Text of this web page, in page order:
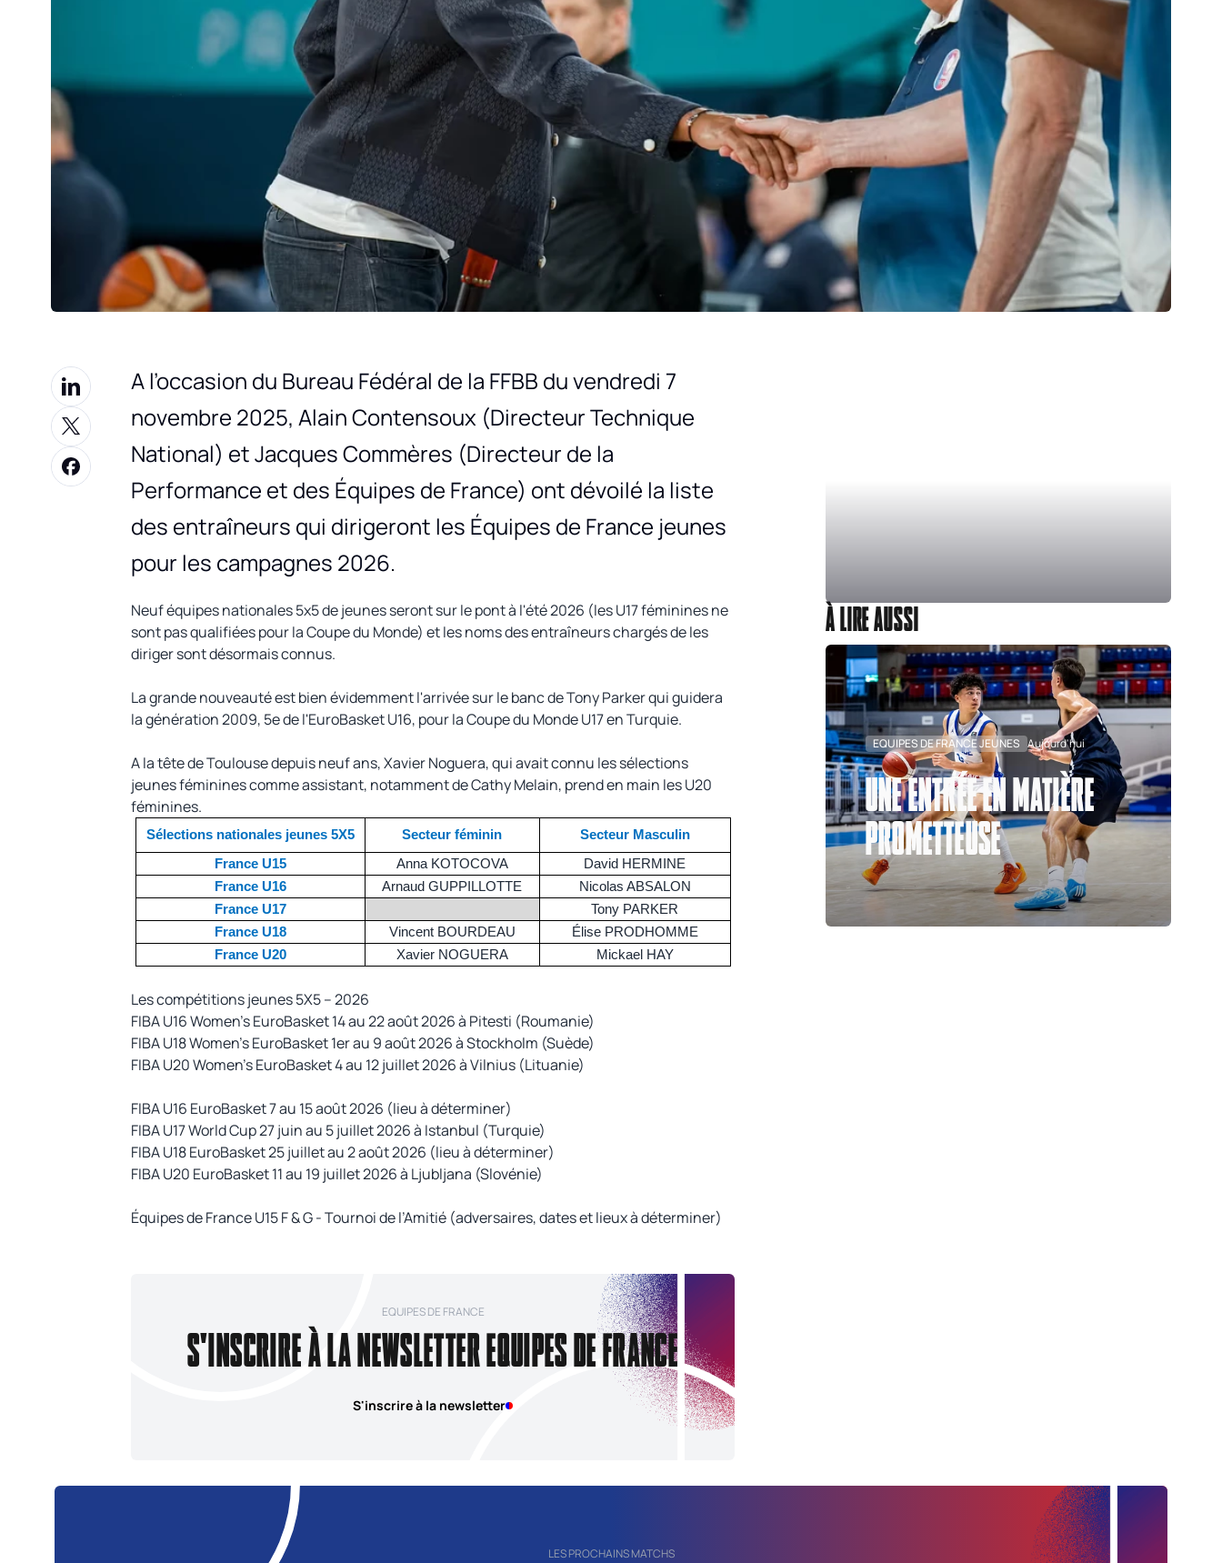
A l’occasion du Bureau Fédéral de la FFBB du vendredi 7
novembre 2025, Alain Contensoux (Directeur Technique
National) et Jacques Commères (Directeur de la
Performance et des Équipes de France) ont dévoilé la liste
des entraîneurs qui dirigeront les Équipes de France jeunes
pour les campagnes 2026.
Neuf équipes nationales 5x5 de jeunes seront sur le pont à l'été 2026 (les U17 féminines ne
sont pas qualifiées pour la Coupe du Monde) et les noms des entraîneurs chargés de les
diriger sont désormais connus.
La grande nouveauté est bien évidemment l'arrivée sur le banc de Tony Parker qui guidera
la génération 2009, 5e de l'EuroBasket U16, pour la Coupe du Monde U17 en Turquie.
A la tête de Toulouse depuis neuf ans, Xavier Noguera, qui avait connu les sélections
jeunes féminines comme assistant, notamment de Cathy Melain, prend en main les U20
féminines.
Sélections nationales jeunes 5X5 Secteur féminin
Secteur Masculin
France U15
Anna KOTOCOVA
David HERMINE
France U16
Arnaud GUPPILLOTTE
Nicolas ABSALON
France U17
Tony PARKER
France U18
Vincent BOURDEAU
Élise PRODHOMME
France U20
Xavier NOGUERA Mickael HAY
Les compétitions jeunes 5X5 – 2026
FIBA U16 Women’s EuroBasket 14 au 22 août 2026 à Pitesti (Roumanie)
FIBA U18 Women’s EuroBasket 1er au 9 août 2026 à Stockholm (Suède)
FIBA U20 Women’s EuroBasket 4 au 12 juillet 2026 à Vilnius (Lituanie)
FIBA U16 EuroBasket 7 au 15 août 2026 (lieu à déterminer)
FIBA U17 World Cup 27 juin au 5 juillet 2026 à Istanbul (Turquie)
FIBA U18 EuroBasket 25 juillet au 2 août 2026 (lieu à déterminer)
FIBA U20 EuroBasket 11 au 19 juillet 2026 à Ljubljana (Slovénie)
Équipes de France U15 F & G - Tournoi de l’Amitié (adversaires, dates et lieux à déterminer)
EQUIPES DE FRANCE
S'INSCRIRE À LA NEWSLETTER EQUIPES DE FRANCE
S'inscrire à la newsletter
À LIRE AUSSI
EQUIPES DE FRANCE JEUNES Aujourd'hui
UNE ENTRÉE EN MATIÈRE
PROMETTEUSE
LES PROCHAINS MATCHS